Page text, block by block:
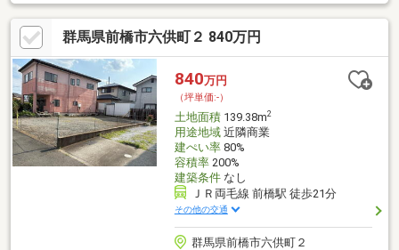
群馬県前橋市六供町２ 840万円
840万円
（坪単価:-）
土地面積139.38m2
用途地域近隣商業
建ぺい率80%
容積率200%
建築条件なし
ＪＲ両毛線 前橋駅 徒歩21分
その他の交通
群馬県前橋市六供町２